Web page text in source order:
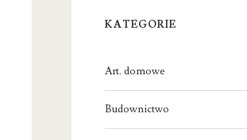
KATEGORIE
Art. domowe
Budownictwo